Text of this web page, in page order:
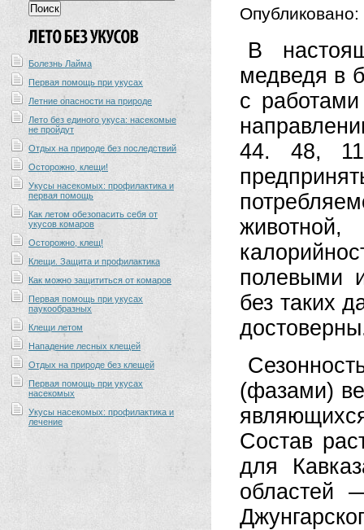
Болезнь Лайма
Первая помощь при укусах
Летние опасности на природе
Лето без единого укуса: насекомые
не пройдут
Отдых на природе без последствий
Осторожно, клещи!
Укусы насекомых: профилактика и
первая помощь
Как летом обезопасить себя от
укусов комаров
Осторожно, клещ!
Клещи. Защита и профилактика
Как можно защититься от комаров
Первая помощь при укусах
паукообразных
Клещи летом
Нападение лесных клещей
Отдых на природе без клещей
Первая помощь при укусах
насекомых
Укусы насекомых: профилактика и
лечение
Опубликовано:
В
медведя в
с
44. 48,
полевыми
без таких
(фазами)
Состав
для
областей